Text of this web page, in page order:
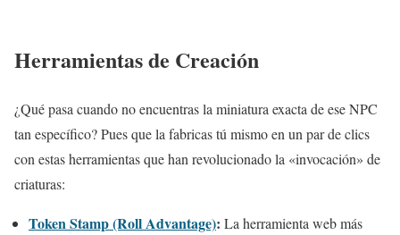
Herramientas de Creación
¿Qué pasa cuando no encuentras la miniatura exacta de ese NPC
tan específico? Pues que la fabricas tú mismo en un par de clics
con estas herramientas que han revolucionado la «invocación» de
criaturas:
Token Stamp (Roll Advantage): La herramienta web más